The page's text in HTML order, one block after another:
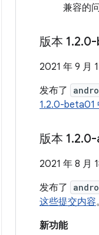
兼容的
版本 1.2.0-
2021 年 9 月 1
发布了
1.2.0-beta01
版本 1.2.0-
2021 年 8 月
发布了
这些提交内容。
新功能